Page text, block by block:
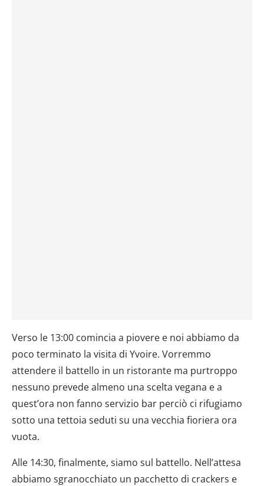
Verso le 13:00 comincia a piovere e noi abbiamo da
poco terminato la visita di Yvoire. Vorremmo
attendere il battello in un ristorante ma purtroppo
nessuno prevede almeno una scelta vegana e a
quest’ora non fanno servizio bar perciò ci rifugiamo
sotto una tettoia seduti su una vecchia fioriera ora
vuota.
Alle 14:30, finalmente, siamo sul battello. Nell’attesa
abbiamo sgranocchiato un pacchetto di crackers e